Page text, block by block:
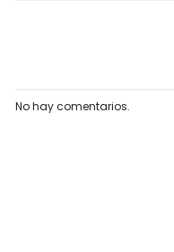
No hay comentarios.